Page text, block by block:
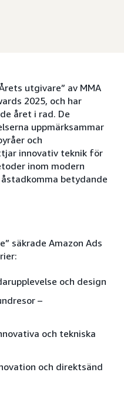
utgivare” av MMA
2025, och har
året i rad. De
uppmärksammar
och
innovativ teknik för
inom modern
betydande
säkrade Amazon Ads
och design
–
och tekniska
och direktsänd